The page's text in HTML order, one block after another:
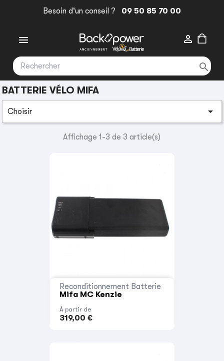
Besoin d'un conseil ? 09 50 85 70 00
 

BATTERIE VÉLO MIFA
Choisir 
Affichage 1-3 de 3 article(s)
Reconditionnement Batterie
Mifa MC Kenzie
À partir de
319,00 €